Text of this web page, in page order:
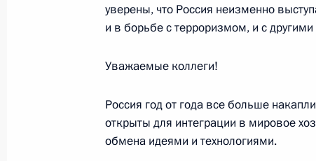
20 декабря 2005 года, вторник
20 декабря 2005 года, 23:24
Выступление на торжественном
работника органов безопасности
уверены, что Россия неизменно
и в борьбе с терроризмом, и с
Уважаемые коллеги!
Россия год от года все больше
открыты для интеграции в мировое
обмена идеями и технологиями.